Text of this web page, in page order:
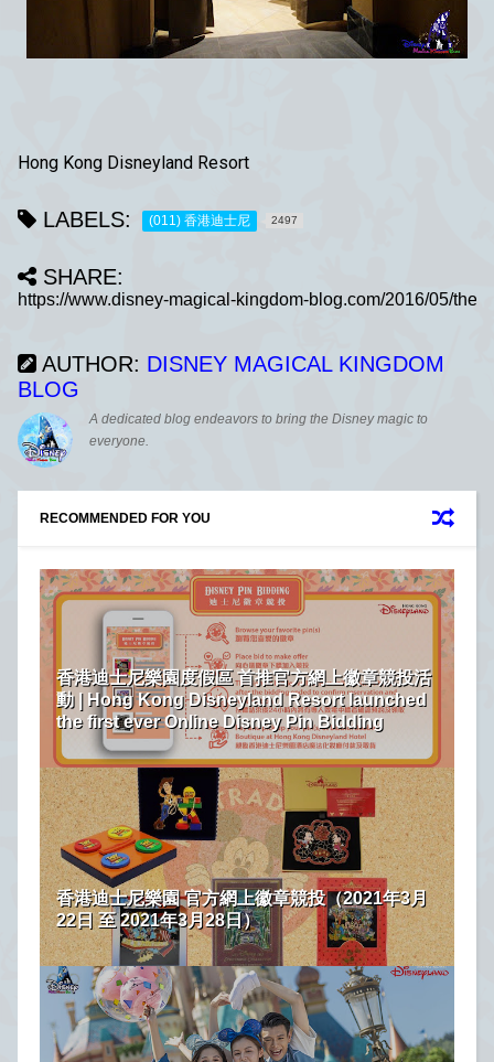
Hong Kong Disneyland Resort
LABELS: (011) 香港迪士尼 2497
SHARE:
AUTHOR: DISNEY MAGICAL KINGDOM
BLOG
A dedicated blog endeavors to bring the Disney magic to
everyone.
RECOMMENDED FOR YOU
香港迪士尼樂園度假區 首推官方網上徽章競投活
動 | Hong Kong Disneyland Resort launched
the first ever Online Disney Pin Bidding
香港迪士尼樂園 官方網上徽章競投（2021年3月
22日 至 2021年3月28日）